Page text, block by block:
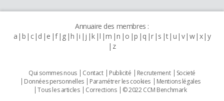
Annuaire des membres :
a b c d e f g h i j k l m n o p q r s t u v w x y
z
Qui sommes nous Contact Publicité Recrutement
Societé
Données personnelles
Paramétrer les cookies
Mentions légales
Tous les articles
Corrections © 2022 CCM Benchmark